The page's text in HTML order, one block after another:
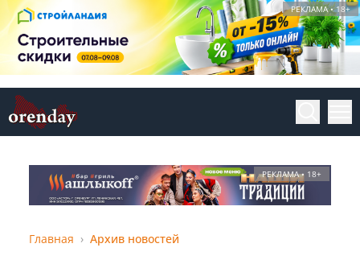
РЕКЛАМА • 18+
РЕКЛАМА • 18+
Главная Архив новостей